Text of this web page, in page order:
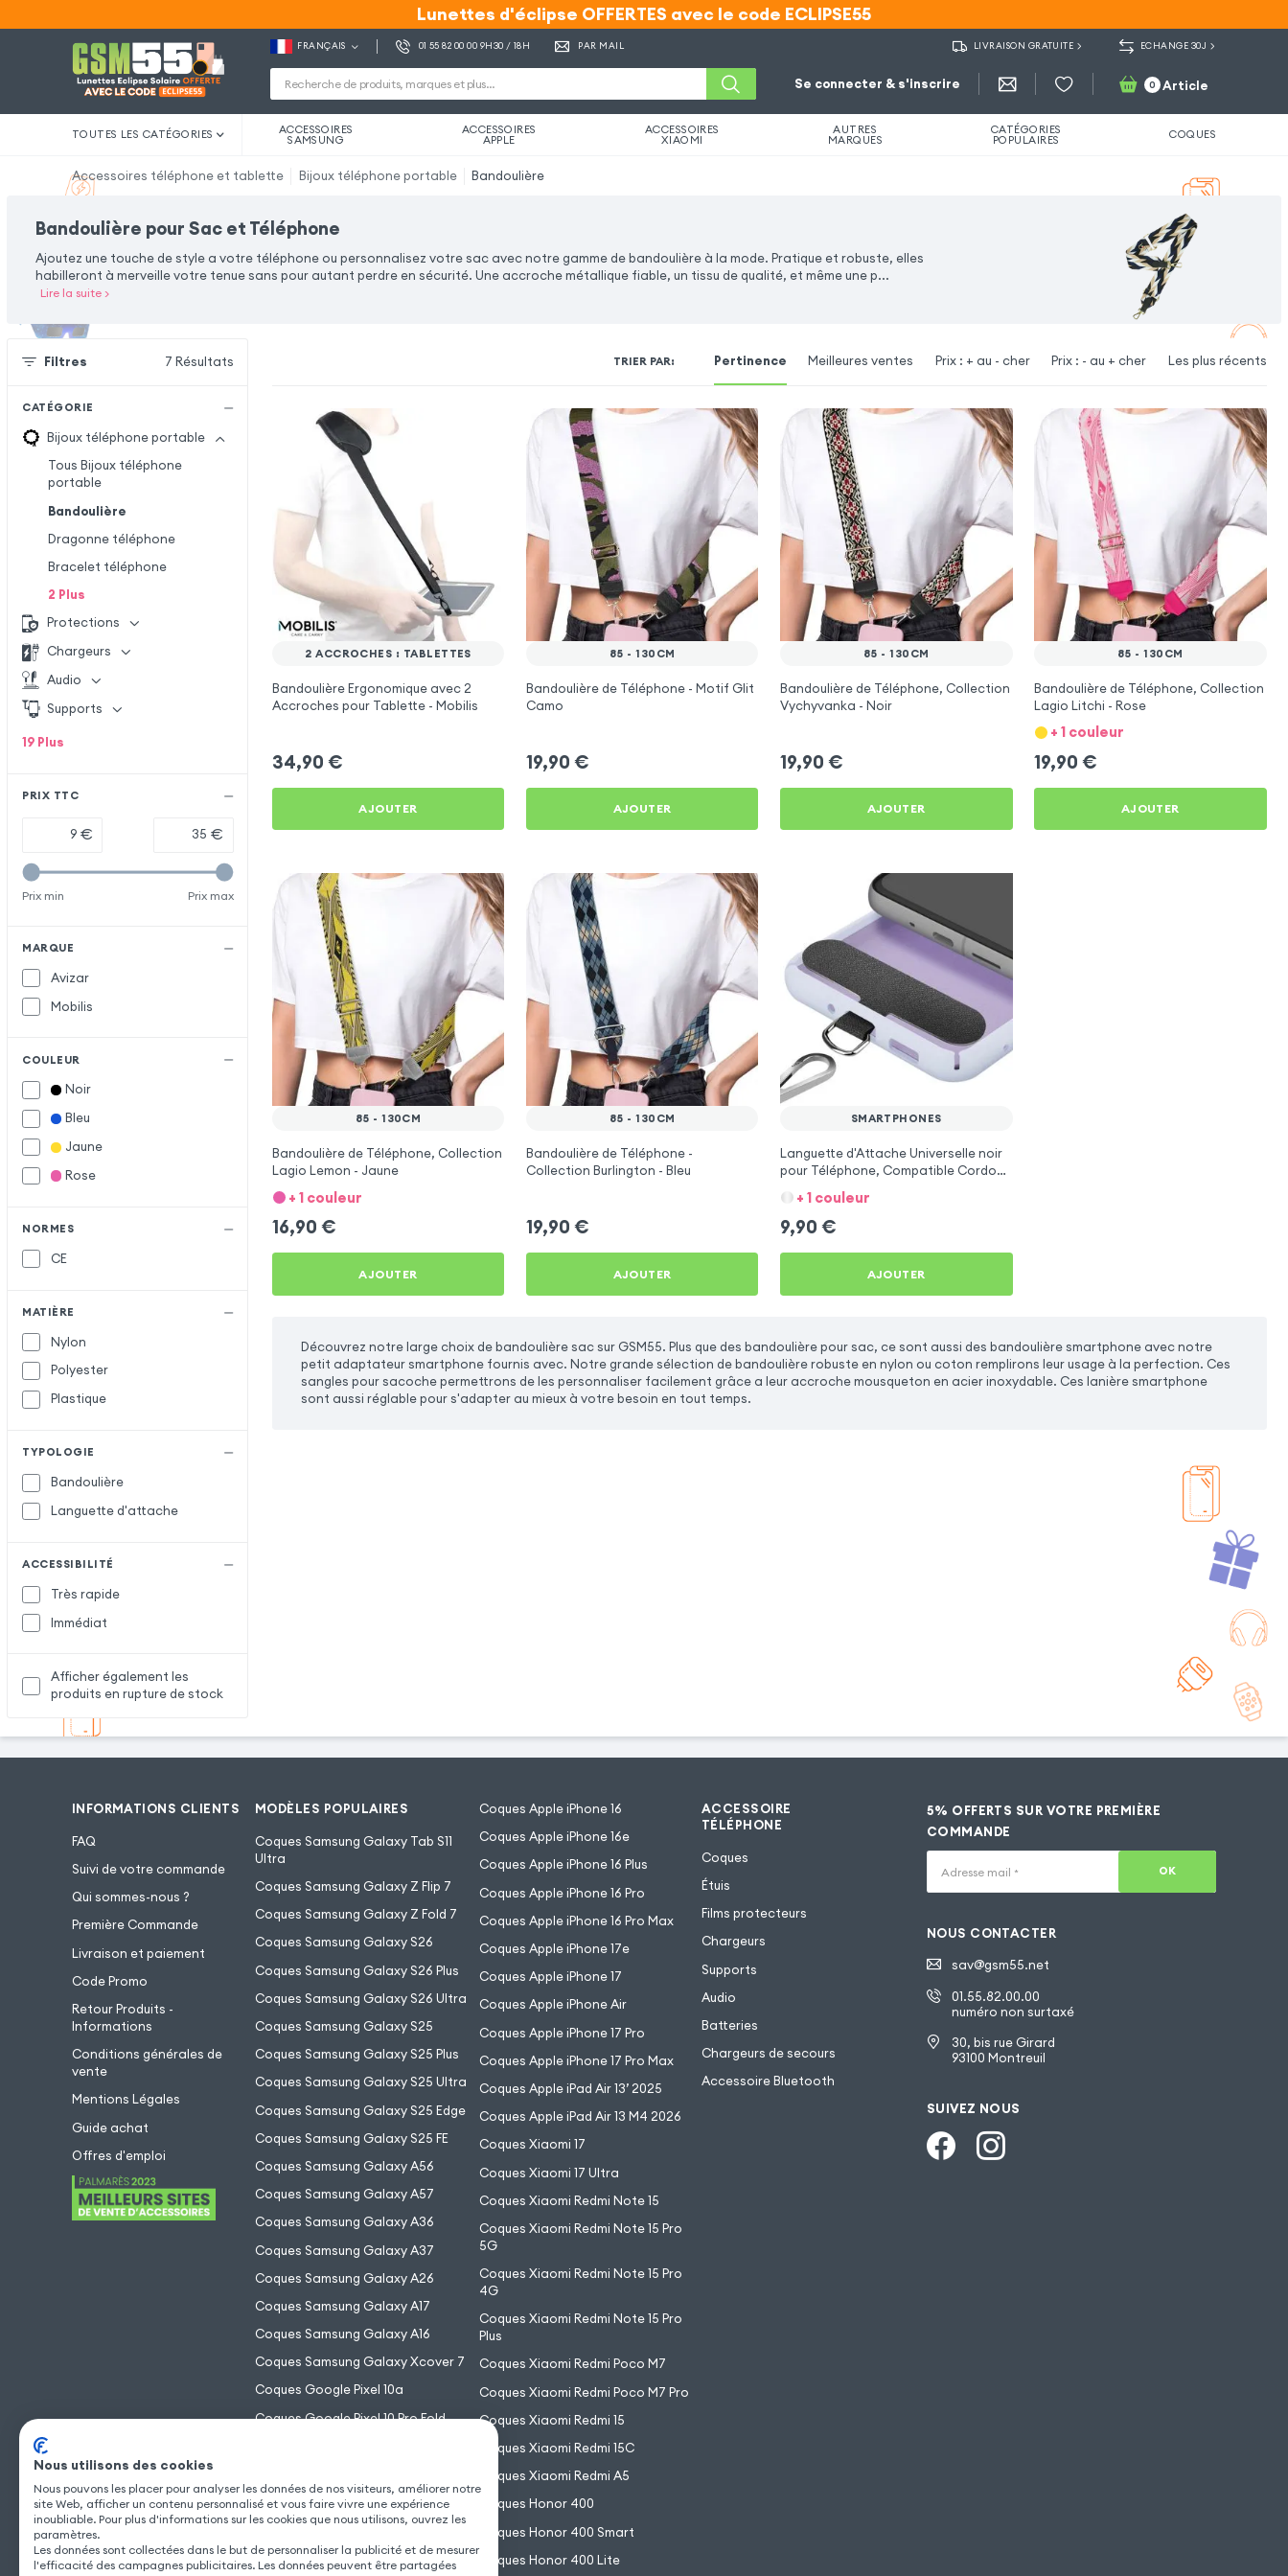
Lunettes d'éclipse OFFERTES avec le code ECLIPSE55
Lunettes d'éclipse OFFERTES avec le code ECLIPSE55
FRANÇAIS 01 55 82 00 00 9H30 / 18H PAR MAIL LIVRAISON GRATUITE ECHANGE 30J
Se connecter & s'inscrire 0 Article
TOUTES LES CATÉGORIES ACCESSOIRES
SAMSUNG
ACCESSOIRES
APPLE
ACCESSOIRES
XIAOMI
AUTRES
MARQUES
CATÉGORIES
POPULAIRES COQUES
Accessoires téléphone et tablette Bijoux téléphone portable Bandoulière
Bandoulière pour Sac et Téléphone
Ajoutez une touche de style a votre téléphone ou personnalisez votre sac avec notre gamme de bandoulière à la mode. Pratique et robuste, elles
habilleront à merveille votre tenue sans pour autant perdre en sécurité. Une accroche métallique fiable, un tissu de qualité, et même une p...
Lire la suite>
Filtres 7 Résultats
CATÉGORIE
Bijoux téléphone portable
Tous Bijoux téléphone
portable
Bandoulière
Dragonne téléphone
Bracelet téléphone
2 Plus
Protections
Chargeurs
Audio
Supports
19 Plus
PRIX TTC
€ €
Prix min Prix max
MARQUE
Avizar
Mobilis
COULEUR
Noir
Bleu
Jaune
Rose
NORMES
CE
MATIÈRE
Nylon
Polyester
Plastique
TYPOLOGIE
Bandoulière
Languette d'attache
ACCESSIBILITÉ
Très rapide
Immédiat
Afficher également les
produits en rupture de stock
TRIER PAR: Pertinence Meilleures ventes Prix : + au - cher Prix : - au + cher Les plus récents
2 ACCROCHES : TABLETTES
Bandoulière Ergonomique avec 2
Accroches pour Tablette - Mobilis
34,90 €
AJOUTER
85 - 130CM
Bandoulière de Téléphone - Motif Glit
Camo
19,90 €
AJOUTER
85 - 130CM
Bandoulière de Téléphone, Collection
Vychyvanka - Noir
19,90 €
AJOUTER
85 - 130CM
Bandoulière de Téléphone, Collection
Lagio Litchi - Rose
+ 1 couleur
19,90 €
AJOUTER
85 - 130CM
Bandoulière de Téléphone, Collection
Lagio Lemon - Jaune
+ 1 couleur
16,90 €
AJOUTER
85 - 130CM
Bandoulière de Téléphone -
Collection Burlington - Bleu
19,90 €
AJOUTER
SMARTPHONES
Languette d'Attache Universelle noir
pour Téléphone, Compatible Cordon
+ 1 couleur
9,90 €
AJOUTER
Découvrez notre large choix de bandoulière sac sur GSM55. Plus que des bandoulière pour sac, ce sont aussi des bandoulière smartphone avec notre
petit adaptateur smartphone fournis avec. Notre grande sélection de bandoulière robuste en nylon ou coton remplirons leur usage à la perfection. Ces
sangles pour sacoche permettrons de les personnaliser facilement grâce a leur accroche mousqueton en acier inoxydable. Ces lanière smartphone
sont aussi réglable pour s'adapter au mieux à votre besoin en tout temps.
INFORMATIONS CLIENTS
FAQ
Suivi de votre commande
Qui sommes-nous ?
Première Commande
Livraison et paiement
Code Promo
Retour Produits -
Informations
Conditions générales de
vente
Mentions Légales
Guide achat
Offres d'emploi
MODÈLES POPULAIRES
Coques Samsung Galaxy Tab S11
Ultra
Coques Samsung Galaxy Z Flip 7
Coques Samsung Galaxy Z Fold 7
Coques Samsung Galaxy S26
Coques Samsung Galaxy S26 Plus
Coques Samsung Galaxy S26 Ultra
Coques Samsung Galaxy S25
Coques Samsung Galaxy S25 Plus
Coques Samsung Galaxy S25 Ultra
Coques Samsung Galaxy S25 Edge
Coques Samsung Galaxy S25 FE
Coques Samsung Galaxy A56
Coques Samsung Galaxy A57
Coques Samsung Galaxy A36
Coques Samsung Galaxy A37
Coques Samsung Galaxy A26
Coques Samsung Galaxy A17
Coques Samsung Galaxy A16
Coques Samsung Galaxy Xcover 7
Coques Google Pixel 10a
Coques Google Pixel 10 Pro Fold
Coques Google Pixel 10
Coques Apple iPhone 16
Coques Apple iPhone 16e
Coques Apple iPhone 16 Plus
Coques Apple iPhone 16 Pro
Coques Apple iPhone 16 Pro Max
Coques Apple iPhone 17e
Coques Apple iPhone 17
Coques Apple iPhone Air
Coques Apple iPhone 17 Pro
Coques Apple iPhone 17 Pro Max
Coques Apple iPad Air 13’ 2025
Coques Apple iPad Air 13 M4 2026
Coques Xiaomi 17
Coques Xiaomi 17 Ultra
Coques Xiaomi Redmi Note 15
Coques Xiaomi Redmi Note 15 Pro
5G
Coques Xiaomi Redmi Note 15 Pro
4G
Coques Xiaomi Redmi Note 15 Pro
Plus
Coques Xiaomi Redmi Poco M7
Coques Xiaomi Redmi Poco M7 Pro
Coques Xiaomi Redmi 15
Coques Xiaomi Redmi 15C
Coques Xiaomi Redmi A5
Coques Honor 400
Coques Honor 400 Smart
Coques Honor 400 Lite
ACCESSOIRE
TÉLÉPHONE
Coques
Étuis
Films protecteurs
Chargeurs
Supports
Audio
Batteries
Chargeurs de secours
Accessoire Bluetooth
5% OFFERTS SUR VOTRE PREMIÈRE
COMMANDE
Adresse mail * OK
NOUS CONTACTER
sav@gsm55.net
01.55.82.00.00
numéro non surtaxé
30, bis rue Girard
93100 Montreuil
SUIVEZ NOUS
Nous utilisons des cookies
Nous pouvons les placer pour analyser les données de nos visiteurs, améliorer notre
site Web, afficher un contenu personnalisé et vous faire vivre une expérience
inoubliable. Pour plus d'informations sur les cookies que nous utilisons, ouvrez les
paramètres.
Les données sont collectées dans le but de personnaliser la publicité et de mesurer
l'efficacité des campagnes publicitaires. Les données peuvent être partagées